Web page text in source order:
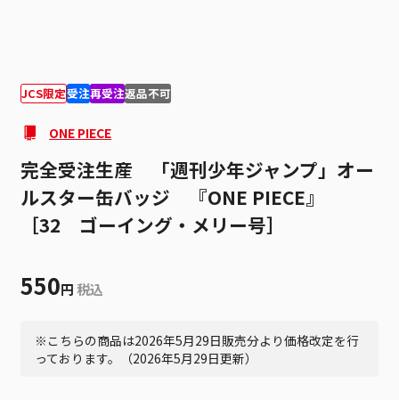
JCS限定受注再受注返品不可
ONE PIECE
完全受注生産 「週刊少年ジャンプ」オー
ルスター缶バッジ 『ONE PIECE』
［32 ゴーイング・メリー号］
550円 税込
※こちらの商品は2026年5月29日販売分より価格改定を行
っております。（2026年5月29日更新）